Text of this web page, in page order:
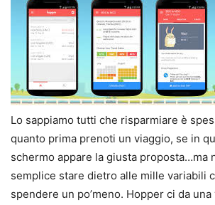
Lo sappiamo tutti che risparmiare è
quanto prima prenoti un viaggio, se in
schermo appare la giusta proposta…ma
semplice stare dietro alle mille variabili
spendere un po’meno. Hopper ci da